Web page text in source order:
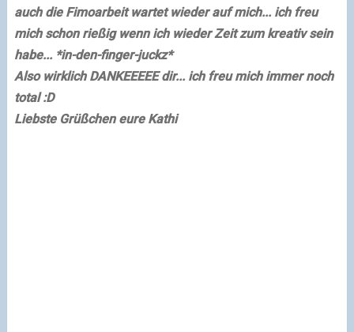
auch die Fimoarbeit wartet wieder auf mich... ich freu
mich schon rießig wenn ich wieder Zeit zum kreativ sein
habe... *in-den-finger-juckz*
Also wirklich DANKEEEEE dir... ich freu mich immer noch
total :D
Liebste Grüßchen eure Kathi